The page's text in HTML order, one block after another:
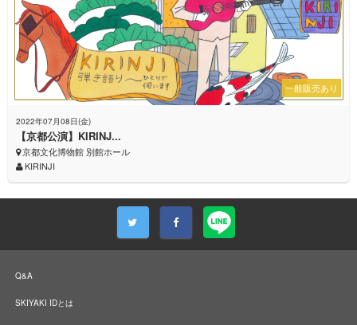
一般販売あり
2022年07月08日(金)
【京都公演】KIRINJ...
京都文化博物館 別館ホール
KIRINJI
Q&A
SKIYAKI IDとは